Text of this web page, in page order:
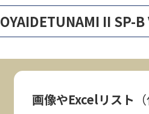
OYAIDETUNAMI II SP-
画像やExcelリスト